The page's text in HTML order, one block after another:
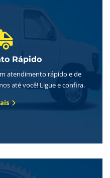
Rápido
atendimento rápido e de
até você! Ligue e confira.